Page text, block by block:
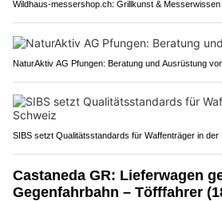
Wildhaus-messershop.ch: Grillkunst &
NaturAktiv AG Pfungen: Beratung und Ausrüstung
SIBS setzt Qualitätsstandards für Waffenträger in der
Castaneda GR: Lieferwagen
Gegenfahrbahn – Töfffahrer